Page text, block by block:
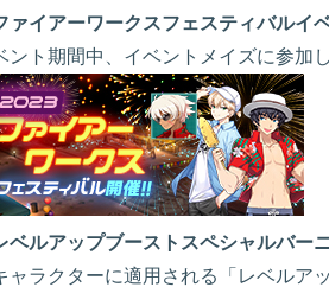
ァイアーワークスフェスティバルイ
ント期間中、イベントメイズに参加
ベルアップブーストスペシャルバー
ャラクターに適用される「レベルア